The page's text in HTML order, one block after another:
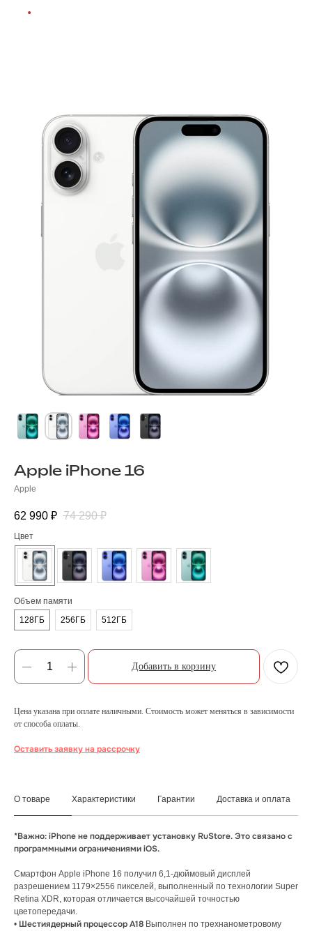
Apple iPhone 16
Apple
62 990 ₽ 74 290 ₽
Цвет
Объем памяти
128ГБ
256ГБ 512ГБ
Добавить в корзину
Цена указана при оплате наличными. Стоимость может меняться в зависимости
от способа оплаты.
Оставить заявку на рассрочку
О товаре Характеристики Гарантии Доставка и оплата
*Важно: iPhone не поддерживает установку RuStore. Это связано с
программными ограничениями iOS.
Смартфон Apple iPhone 16 получил 6,1-дюймовый дисплей
разрешением 1179×2556 пикселей, выполненный по технологии Super
Retina XDR, которая отличается высочайшей точностью
цветопередачи.
• Шестиядерный процессор А18 Выполнен по трехнанометровому